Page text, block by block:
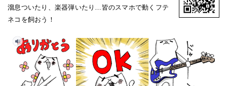
溜息ついたり、楽器弾いたり…皆のスマホで動くフテ
ネコを飼おう！